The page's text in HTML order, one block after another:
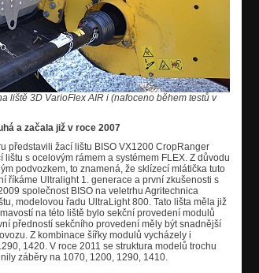
liště 3D VarioFlex AIR i (nafoceno během testů v
a začala již v roce 2007
představili žací lištu BISO VX1200 CropRanger
s ocelovým rámem a systémem FLEX. Z důvodu
podvozkem, to znamená, že sklízecí mlátička tuto
říkáme Ultralight 1. generace a první zkušenosti s
společnost BISO na veletrhu Agritechnica
modelovou řadu UltraLight 800. Tato lišta měla již
na této liště bylo sekční provedení modulů
předností sekčního provedení měly být snadnější
Z kombinace šířky modulů vycházely i
1420. V roce 2011 se struktura modelů trochu
záběry na 1070, 1200, 1290, 1410.